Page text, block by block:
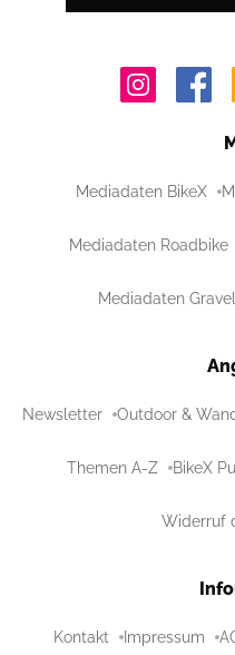
Mediadaten BikeX
Mediadaten Roadbike
Mediadaten
Newsletter Outdoor &
Themen A-Z BikeX
Widerruf
Kontakt Impressum